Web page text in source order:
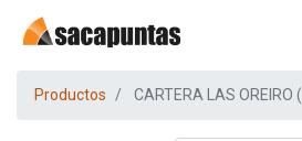
Productos CARTERA LAS OREIRO